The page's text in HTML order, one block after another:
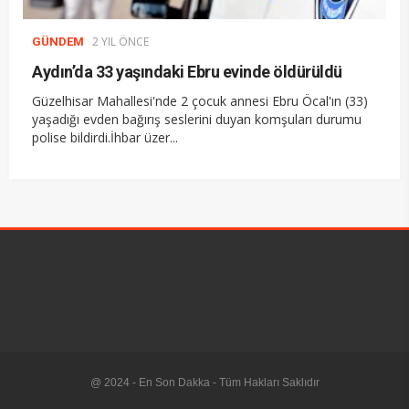
GÜNDEM 2 YIL ÖNCE
Aydın’da 33 yaşındaki Ebru evinde öldürüldü
Güzelhisar Mahallesi'nde 2 çocuk annesi Ebru Öcal'ın (33)
yaşadığı evden bağırış seslerini duyan komşuları durumu
polise bildirdi.İhbar üzer...
@ 2024 - En Son Dakka - Tüm Hakları Saklıdır